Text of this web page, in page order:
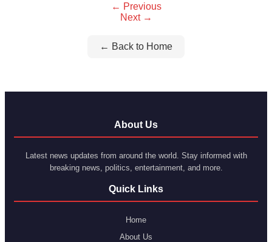
← Previous
Next →
← Back to Home
About Us
Latest news updates from around the world. Stay informed with
breaking news, politics, entertainment, and more.
Quick Links
Home
About Us